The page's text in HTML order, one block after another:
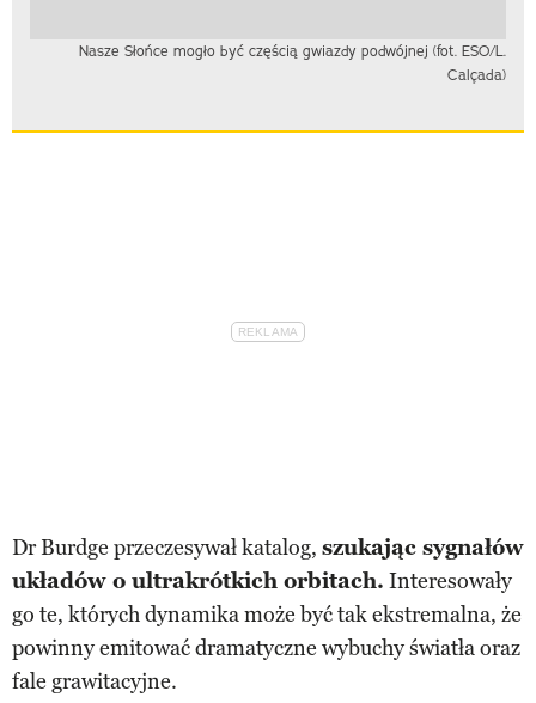
Nasze Słońce mogło być częścią gwiazdy podwójnej (fot. ESO/L.
Calçada)
Dr Burdge przeczesywał katalog, szukając sygnałów
układów o ultrakrótkich orbitach. Interesowały
go te, których dynamika może być tak ekstremalna, że
powinny emitować dramatyczne wybuchy światła oraz
fale grawitacyjne.